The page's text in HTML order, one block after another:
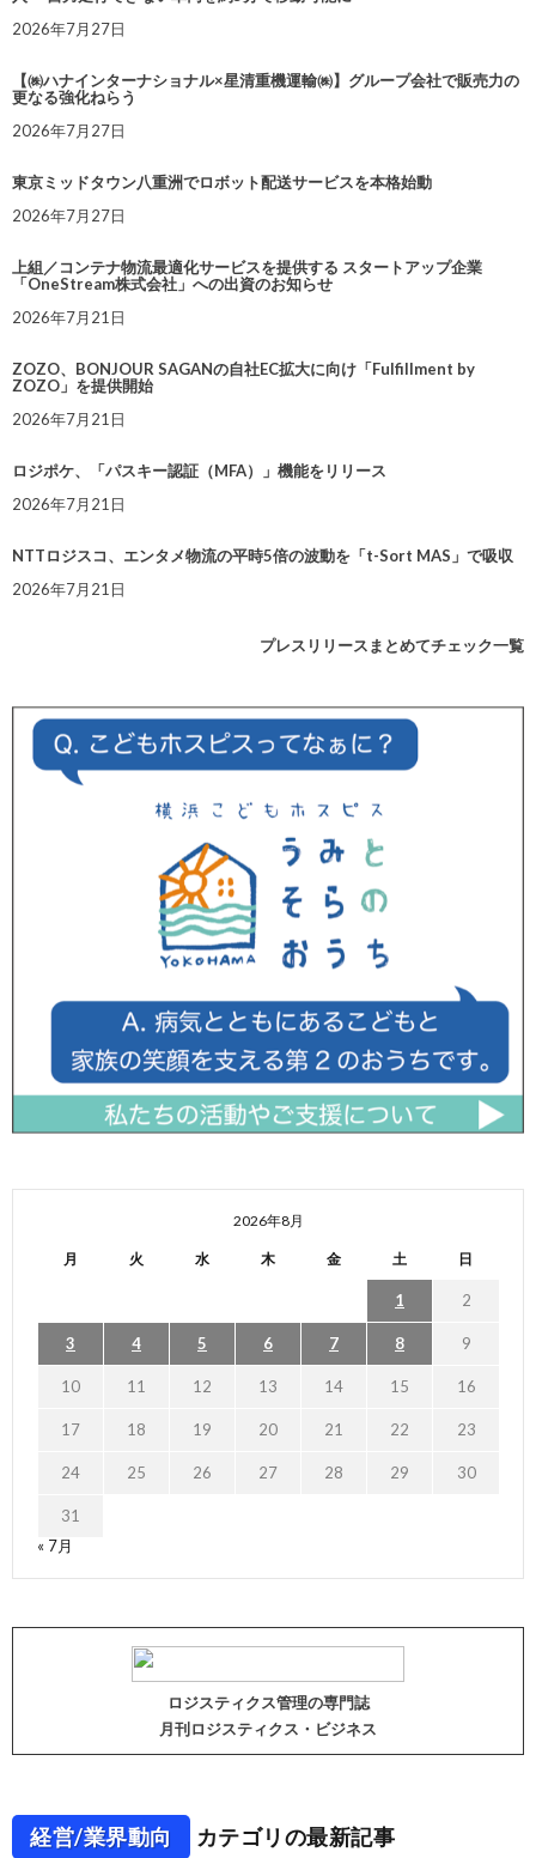
2026年7月27日
【㈱ハナインターナショナル×星清重機運輸㈱】グループ会社で販売力の
更なる強化ねらう
2026年7月27日
東京ミッドタウン八重洲でロボット配送サービスを本格始動
2026年7月27日
上組／コンテナ物流最適化サービスを提供する スタートアップ企業
「OneStream株式会社」への出資のお知らせ
2026年7月21日
ZOZO、BONJOUR SAGANの自社EC拡大に向け「Fulfillment by
ZOZO」を提供開始
2026年7月21日
ロジポケ、「パスキー認証（MFA）」機能をリリース
2026年7月21日
NTTロジスコ、エンタメ物流の平時5倍の波動を「t-Sort MAS」で吸収
2026年7月21日
プレスリリースまとめてチェック一覧
2026年8月
月 火 水 木 金 土 日
1 2
3 4 5 6 7 8 9
10 11 12 13 14 15 16
17 18 19 20 21 22 23
24 25 26 27 28 29 30
31
« 7月
ロジスティクス管理の専門誌
月刊ロジスティクス・ビジネス
経営/業界動向 カテゴリの最新記事